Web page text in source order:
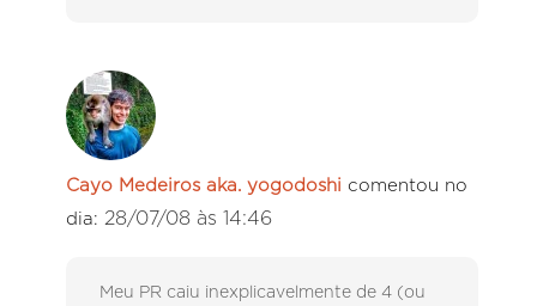
Cayo Medeiros aka. yogodoshi comentou no
dia: 28/07/08 às 14:46
Meu PR caiu inexplicavelmente de 4 (ou